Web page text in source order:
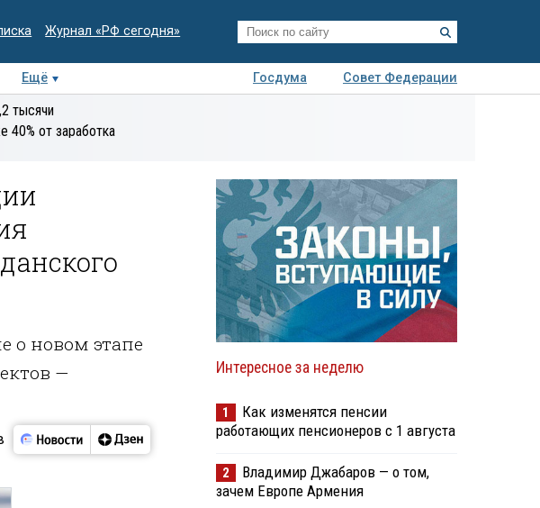
Журнал «РФ сегодня»
Ещё Госдума
Совет Федерации
экспертиза
тысячи
40% от заработка
о новом этапе
—
Интересное за неделю
1
Как изменятся пенсии
работающих пенсионеров с 1 августа
2
Владимир Джабаров — о том,
зачем Европе Армения